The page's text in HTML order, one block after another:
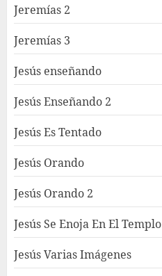
Jeremías 2
Jeremías 3
Jesús enseñando
Jesús Enseñando 2
Jesús Es Tentado
Jesús Orando
Jesús Orando 2
Jesús Se Enoja En El Templo
Jesús Varias Imágenes